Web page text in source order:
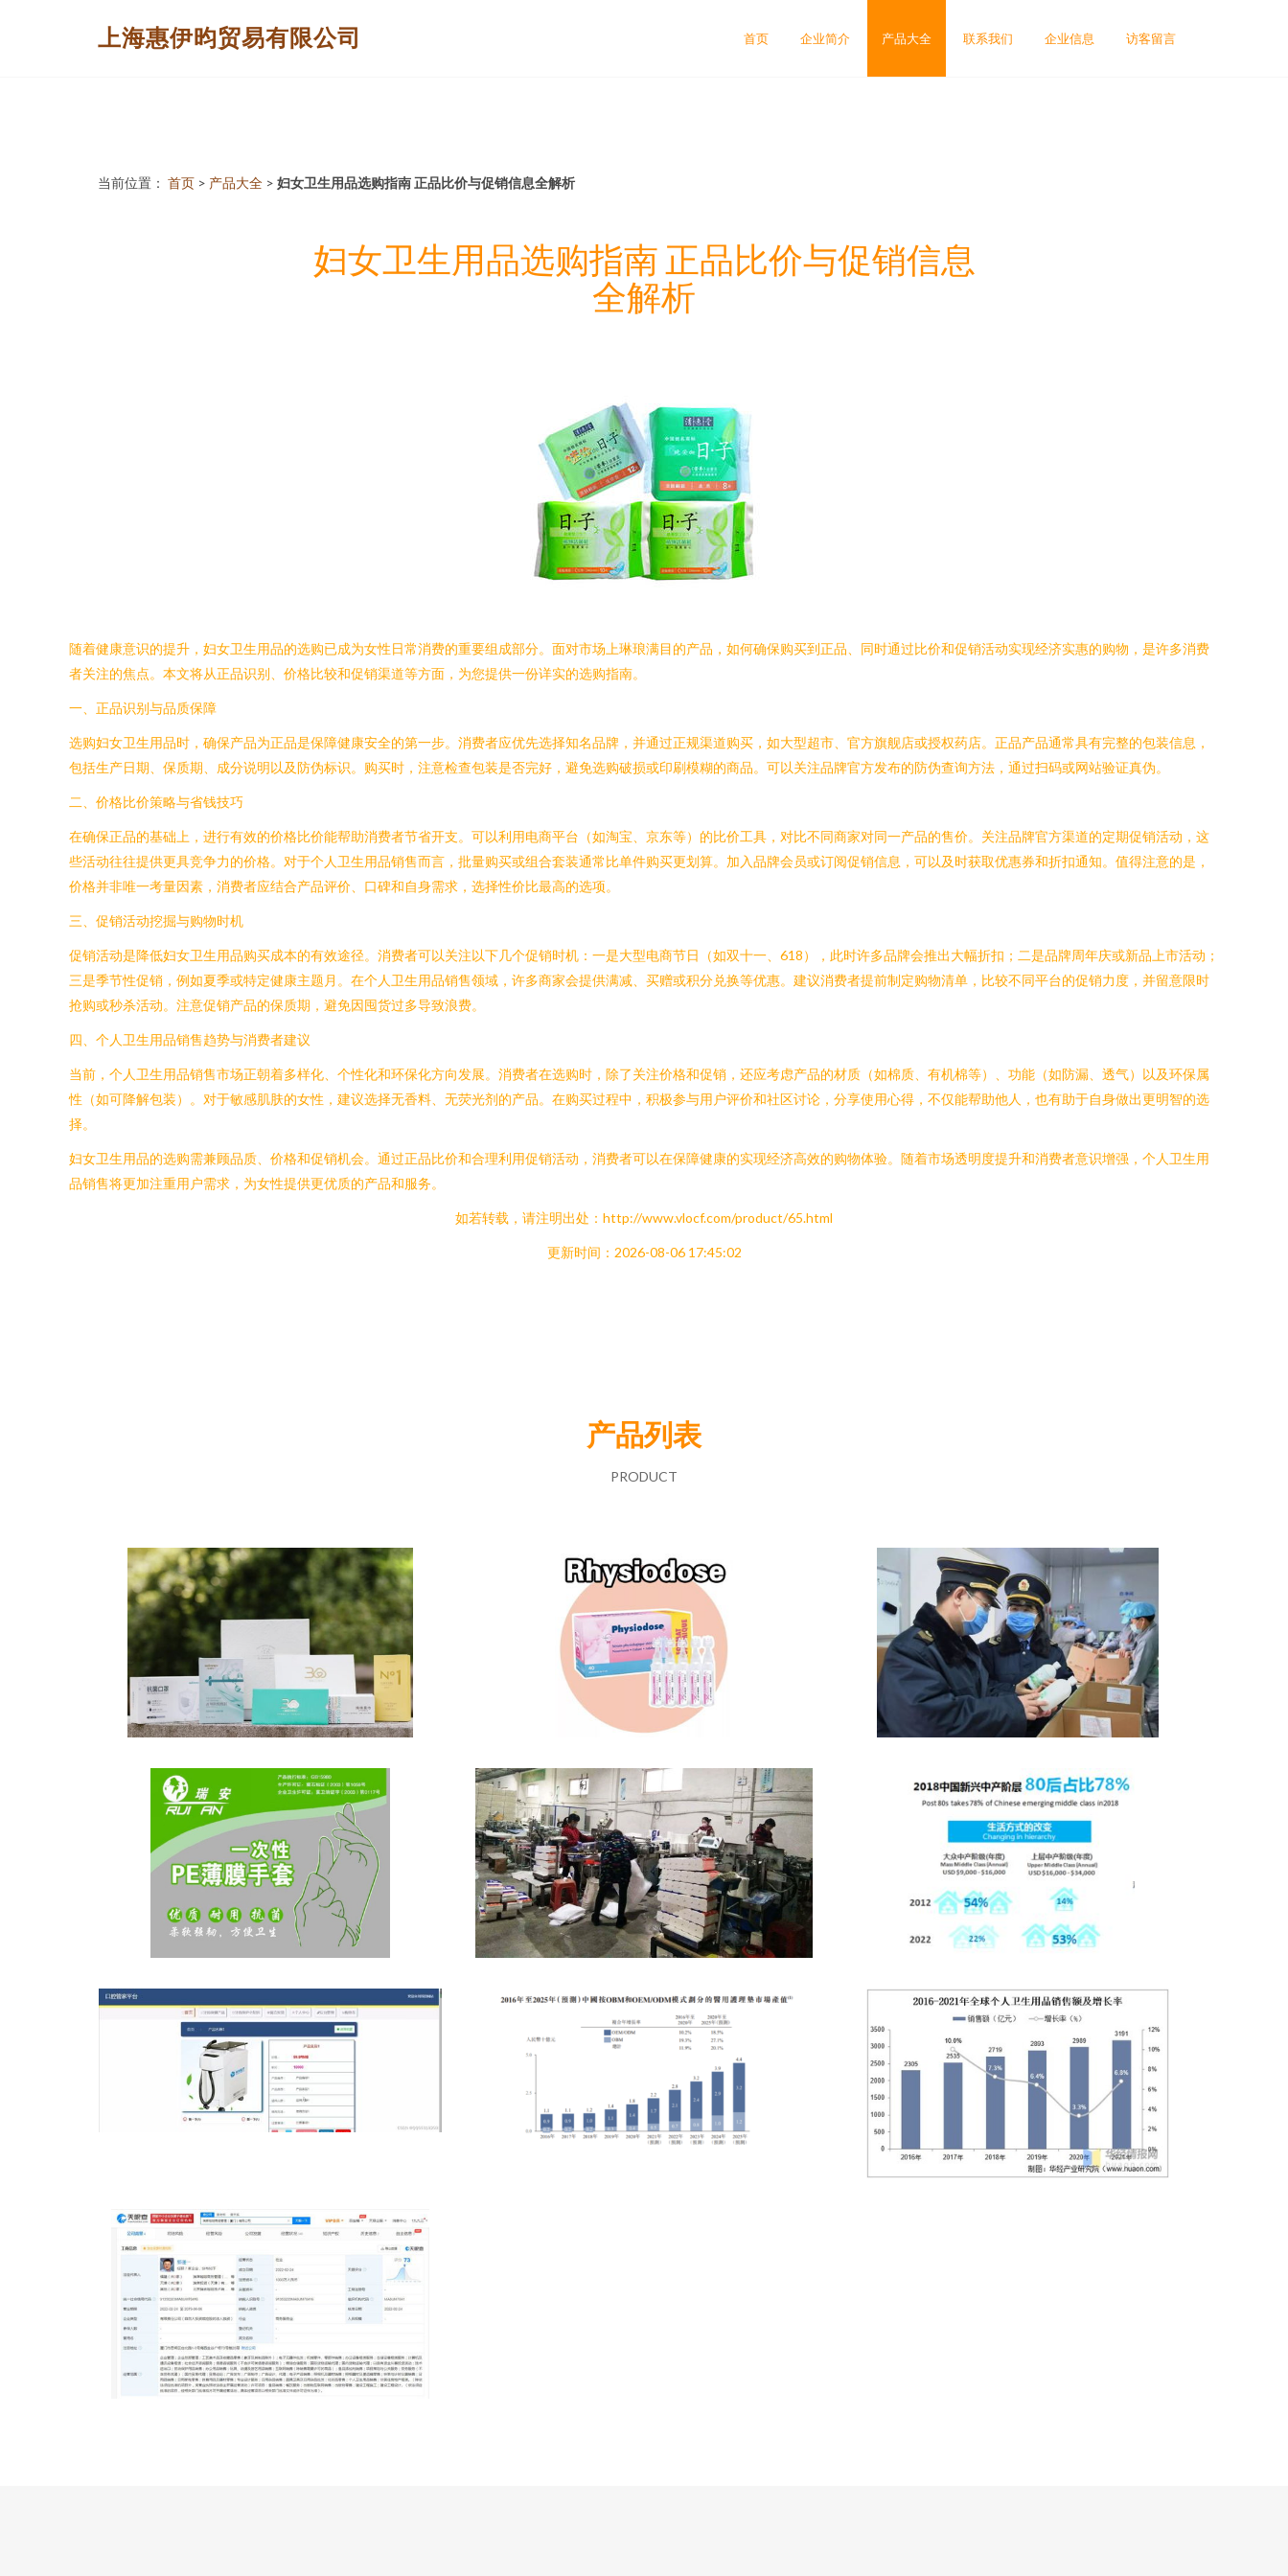
上海惠伊昀贸易有限公司 首页 企业简介 产品大全 联系我们 企业信息 访客留言
当前位置： 首页 > 产品大全 > 妇女卫生用品选购指南 正品比价与促销信息全解析
妇女卫生用品选购指南 正品比价与促销信息
全解析
随着健康意识的提升，妇女卫生用品的选购已成为女性日常消费的重要组成部分。面对市场上琳琅满目的产品，如何确保购买到正品、同时通过比价和促销活动实现经济实惠的购物，是许多消费
者关注的焦点。本文将从正品识别、价格比较和促销渠道等方面，为您提供一份详实的选购指南。
一、正品识别与品质保障
选购妇女卫生用品时，确保产品为正品是保障健康安全的第一步。消费者应优先选择知名品牌，并通过正规渠道购买，如大型超市、官方旗舰店或授权药店。正品产品通常具有完整的包装信息，
包括生产日期、保质期、成分说明以及防伪标识。购买时，注意检查包装是否完好，避免选购破损或印刷模糊的商品。可以关注品牌官方发布的防伪查询方法，通过扫码或网站验证真伪。
二、价格比价策略与省钱技巧
在确保正品的基础上，进行有效的价格比价能帮助消费者节省开支。可以利用电商平台（如淘宝、京东等）的比价工具，对比不同商家对同一产品的售价。关注品牌官方渠道的定期促销活动，这
些活动往往提供更具竞争力的价格。对于个人卫生用品销售而言，批量购买或组合套装通常比单件购买更划算。加入品牌会员或订阅促销信息，可以及时获取优惠券和折扣通知。值得注意的是，
价格并非唯一考量因素，消费者应结合产品评价、口碑和自身需求，选择性价比最高的选项。
三、促销活动挖掘与购物时机
促销活动是降低妇女卫生用品购买成本的有效途径。消费者可以关注以下几个促销时机：一是大型电商节日（如双十一、618），此时许多品牌会推出大幅折扣；二是品牌周年庆或新品上市活动；
三是季节性促销，例如夏季或特定健康主题月。在个人卫生用品销售领域，许多商家会提供满减、买赠或积分兑换等优惠。建议消费者提前制定购物清单，比较不同平台的促销力度，并留意限时
抢购或秒杀活动。注意促销产品的保质期，避免因囤货过多导致浪费。
四、个人卫生用品销售趋势与消费者建议
当前，个人卫生用品销售市场正朝着多样化、个性化和环保化方向发展。消费者在选购时，除了关注价格和促销，还应考虑产品的材质（如棉质、有机棉等）、功能（如防漏、透气）以及环保属
性（如可降解包装）。对于敏感肌肤的女性，建议选择无香料、无荧光剂的产品。在购买过程中，积极参与用户评价和社区讨论，分享使用心得，不仅能帮助他人，也有助于自身做出更明智的选
择。
妇女卫生用品的选购需兼顾品质、价格和促销机会。通过正品比价和合理利用促销活动，消费者可以在保障健康的实现经济高效的购物体验。随着市场透明度提升和消费者意识增强，个人卫生用
品销售将更加注重用户需求，为女性提供更优质的产品和服务。
如若转载，请注明出处：http://www.vlocf.com/product/65.html
更新时间：2026-08-06 17:45:02
产品列表
PRODUCT